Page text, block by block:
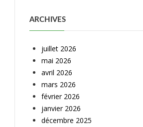
ARCHIVES
juillet 2026
mai 2026
avril 2026
mars 2026
février 2026
janvier 2026
décembre 2025